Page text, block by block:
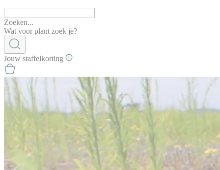
Zoeken...
Wat voor plant zoek je?
Jouw staffelkorting